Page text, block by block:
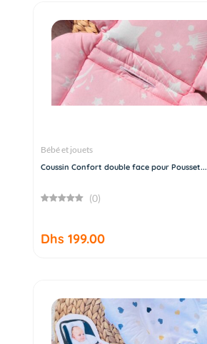
Bébé et jouets
Coussin Confort double face pour Pousset...
(0)
Dhs 199.00